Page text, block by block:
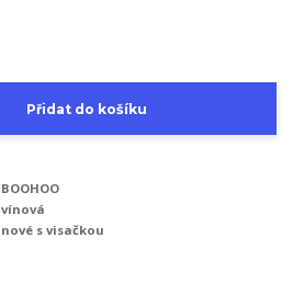
Přidat do košíku
BOOHOO
vínová
nové s visačkou